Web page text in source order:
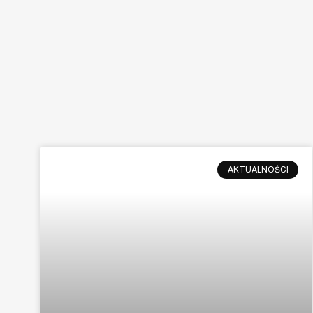
AKTUALNOŚCI